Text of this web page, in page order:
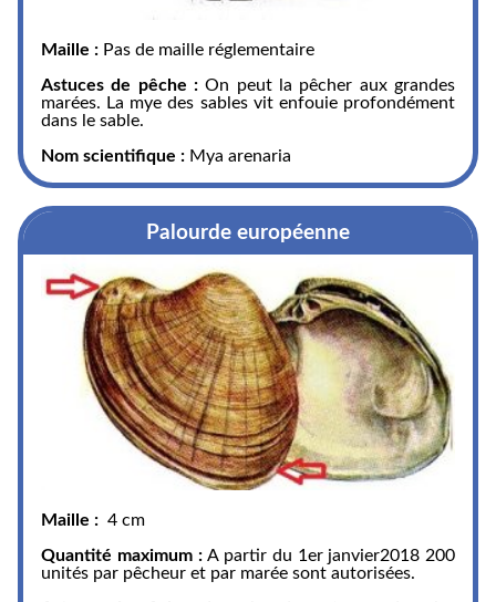
Maille : Pas de maille réglementaire
Astuces de pêche :On peut la pêcher aux grandes
marées. La mye des sables vit enfouie profondément
dans le sable.
Nom scientifique : Mya arenaria
Palourde européenne
Maille : 4 cm
Quantité maximum :A partir du 1er janvier2018 200
unités par pêcheur et par marée sont autorisées.